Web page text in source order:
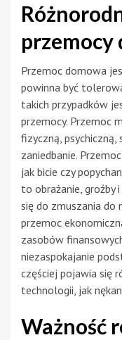
przemocy
Przemoc domowa
powinna być
takich przypadków
przemocy. Przemoc
fizyczną, psychiczną,
zaniedbanie.
jak bicie czy
to obrażanie, groźby
się do zmuszania do
przemoc
zasobów
niezaspokajanie
częściej pojawia się
technologii, jak
Ważność